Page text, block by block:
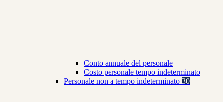
Conto annuale del personale
Costo personale tempo indeterminato
Personale non a tempo indeterminato 30